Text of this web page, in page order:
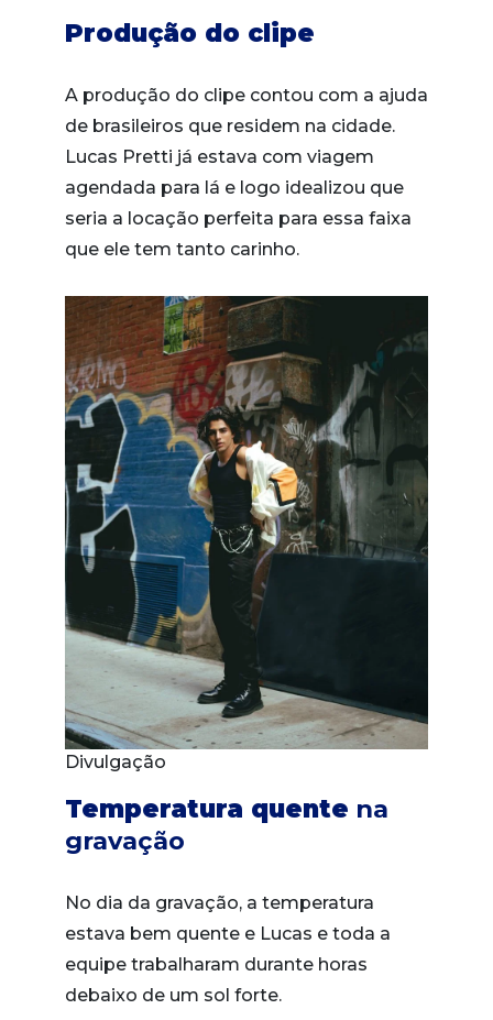
Produção do clipe
A produção do clipe contou com a ajuda
de brasileiros que residem na cidade.
Lucas Pretti já estava com viagem
agendada para lá e logo idealizou que
seria a locação perfeita para essa faixa
que ele tem tanto carinho.
Divulgação
Temperatura quente na
gravação
No dia da gravação, a temperatura
estava bem quente e Lucas e toda a
equipe trabalharam durante horas
debaixo de um sol forte.